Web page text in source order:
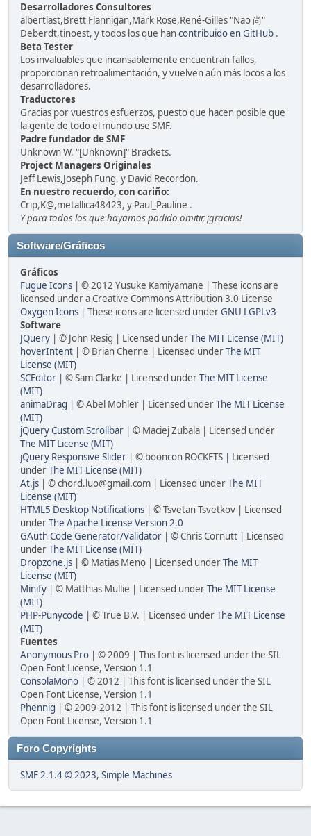
Desarrolladores Consultores
albertlast,Brett Flannigan,Mark Rose,René-Gilles "Nao 尚"
Deberdt,tinoest, y todos los que hancontribuido en GitHub .
Beta Tester
Los invaluables que incansablemente encuentran fallos,
proporcionan retroalimentación, y vuelven aún más locos a los
desarrolladores.
Traductores
Gracias por vuestros esfuerzos, puesto que hacen posible que
la gente de todo el mundo use SMF.
Padre fundador de SMF
Unknown W. "[Unknown]" Brackets.
Project Managers Originales
Jeff Lewis,Joseph Fung, y David Recordon.
En nuestro recuerdo, con cariño:
Crip,K@,metallica48423, y Paul_Pauline .
Y para todos los que hayamos podido omitir, ¡gracias!
Software/Gráficos
Gráficos
Fugue Icons | © 2012 Yusuke Kamiyamane | These icons are
licensed under a Creative Commons Attribution 3.0 License
Oxygen Icons | These icons are licensed underGNU LGPLv3
Software
JQuery | © John Resig | Licensed underThe MIT License (MIT)
hoverIntent | © Brian Cherne | Licensed underThe MIT
License (MIT)
SCEditor | © Sam Clarke | Licensed underThe MIT License
(MIT)
animaDrag | © Abel Mohler | Licensed underThe MIT License
(MIT)
jQuery Custom Scrollbar | © Maciej Zubala | Licensed under
The MIT License (MIT)
jQuery Responsive Slider | © booncon ROCKETS | Licensed
underThe MIT License (MIT)
At.js | © chord.luo@gmail.com | Licensed underThe MIT
License (MIT)
HTML5 Desktop Notifications | © Tsvetan Tsvetkov | Licensed
underThe Apache License Version 2.0
GAuth Code Generator/Validator | © Chris Cornutt | Licensed
underThe MIT License (MIT)
Dropzone.js | © Matias Meno | Licensed underThe MIT
License (MIT)
Minify | © Matthias Mullie | Licensed underThe MIT License
(MIT)
PHP-Punycode | © True B.V. | Licensed underThe MIT License
(MIT)
Fuentes
Anonymous Pro | © 2009 | This font is licensed under the SIL
Open Font License, Version 1.1
ConsolaMono | © 2012 | This font is licensed under the SIL
Open Font License, Version 1.1
Phennig | © 2009-2012 | This font is licensed under the SIL
Open Font License, Version 1.1
Foro Copyrights
SMF 2.1.4 © 2023, Simple Machines